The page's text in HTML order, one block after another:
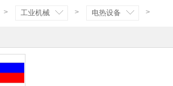
> 工业机械 > 电热设备 >